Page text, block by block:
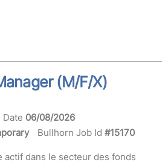
(M/F/X)
Date 06/08/2026
Bullhorn Job Id #15170
actif dans le secteur des fonds